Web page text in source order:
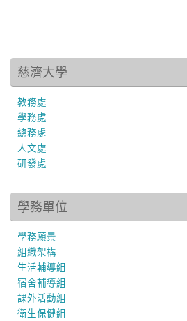
慈濟大學
教務處
學務處
總務處
人文處
研發處
學務單位
學務願景
組織架構
生活輔導組
宿舍輔導組
課外活動組
衛生保健組